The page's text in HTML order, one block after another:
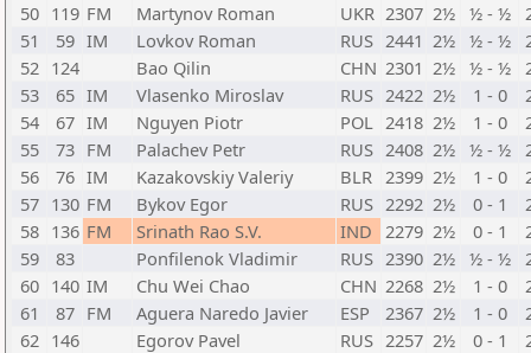
50 119 FM Martynov Roman UKR 2307 2½ ½ - ½
51
59 IM Lovkov Roman RUS 2441 2½ ½ - ½
52 124 Bao Qilin CHN 2301 2½ ½ - ½
53
65 IM Vlasenko Miroslav RUS 2422 2½ 1 - 0
54
67 IM Nguyen Piotr POL 2418 2½ 1 - 0
55
73 FM Palachev Petr RUS 2408 2½ ½ - ½
56
76 IM Kazakovskiy Valeriy BLR 2399 2½ 1 - 0
57 130 FM Bykov Egor RUS 2292 2½ 0 - 1
58 136 FM Srinath Rao S.V. IND 2279 2½ 0 - 1
59
83 Ponfilenok Vladimir RUS 2390 2½ ½ - ½
60 140 IM Chu Wei Chao CHN 2268 2½ 1 - 0
61
87 FM Aguera Naredo Javier ESP 2367 2½ 1 - 0
62 146 Egorov Pavel RUS 2257 2½ 0 - 1